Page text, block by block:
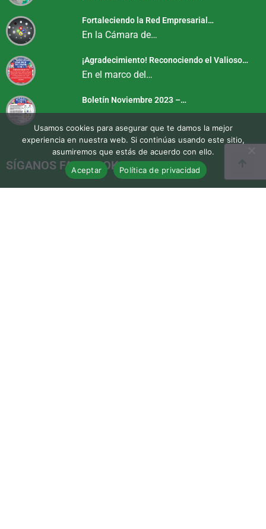
Fortaleciendo la Red Empresarial…
En la Cámara de…
¡Agradecimiento! Reconociendo el Valioso…
En el marco del…
Boletín Noviembre 2023 –…
SÍGANOS FACEBOOK
Usamos cookies para asegurar que te damos la mejor
experiencia en nuestra web. Si continúas usando este sitio,
asumiremos que estás de acuerdo con ello.
Aceptar
Política de privacidad